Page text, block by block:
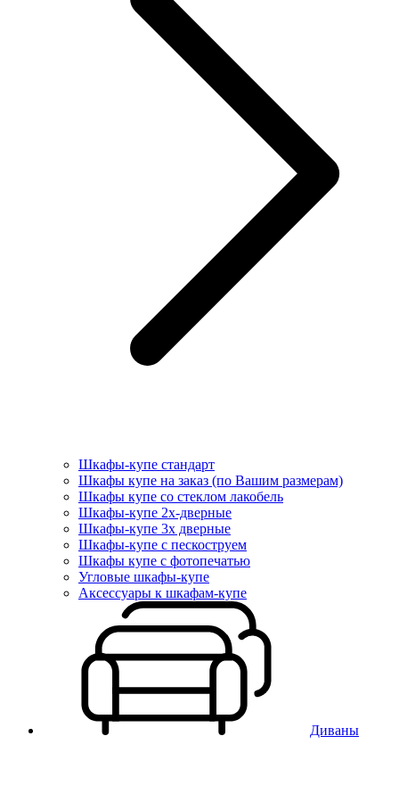
Шкафы-купе стандарт
Шкафы купе на заказ (по Вашим размерам)
Шкафы купе со стеклом лакобель
Шкафы-купе 2х-дверные
Шкафы-купе 3х дверные
Шкафы-купе с пескоструем
Шкафы купе с фотопечатью
Угловые шкафы-купе
Аксессуары к шкафам-купе
Диваны